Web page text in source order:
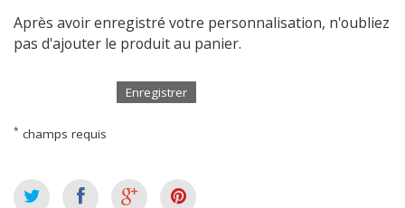
Après avoir enregistré votre personnalisation, n'oubliez
pas d'ajouter le produit au panier.
Enregistrer
* champs requis